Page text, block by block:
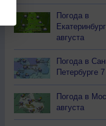
Погода в
августа
Погода в
Петербурге
Погода в
августа